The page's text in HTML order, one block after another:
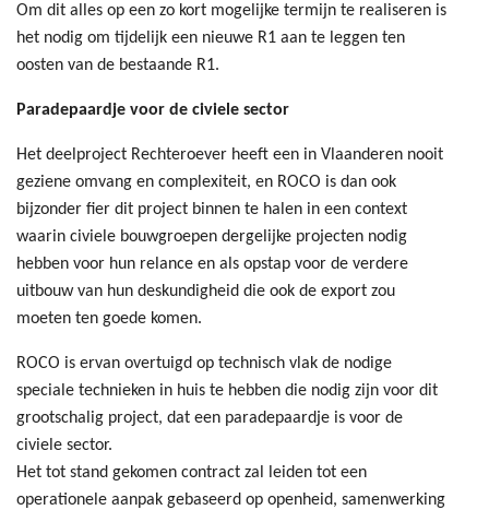
Om dit alles op een zo kort mogelijke termijn te realiseren is
het nodig om tijdelijk een nieuwe R1 aan te leggen ten
oosten van de bestaande R1.
Paradepaardje voor de civiele sector
Het deelproject Rechteroever heeft een in Vlaanderen nooit
geziene omvang en complexiteit, en ROCO is dan ook
bijzonder fier dit project binnen te halen in een context
waarin civiele bouwgroepen dergelijke projecten nodig
hebben voor hun relance en als opstap voor de verdere
uitbouw van hun deskundigheid die ook de export zou
moeten ten goede komen.
ROCO is ervan overtuigd op technisch vlak de nodige
speciale technieken in huis te hebben die nodig zijn voor dit
grootschalig project, dat een paradepaardje is voor de
civiele sector.
Het tot stand gekomen contract zal leiden tot een
operationele aanpak gebaseerd op openheid, samenwerking